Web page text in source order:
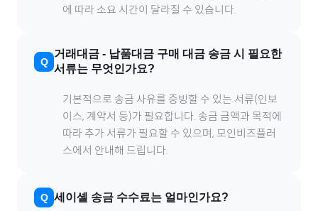
에 따라 소요 시간이 달라질 수 있습니다.
거래대금 - 납품대금 구매 대금 송금 시 필요한
서류는 무엇인가요?
기본적으로 송금 사유를 증빙할 수 있는 서류(인보
이스, 계약서 등)가 필요합니다. 송금 금액과 목적에
따라 추가 서류가 필요할 수 있으며, 모인비즈플러
스에서 안내해 드립니다.
세이셸 송금 수수료는 얼마인가요?